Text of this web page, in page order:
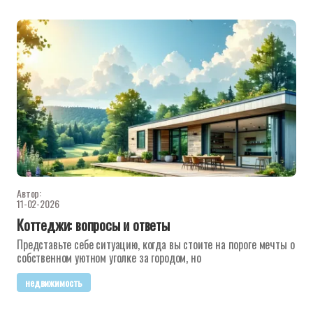
Автор:
11-02-2026
Коттеджи: вопросы и ответы
Представьте себе ситуацию, когда вы стоите на пороге мечты о
собственном уютном уголке за городом, но
недвижимость